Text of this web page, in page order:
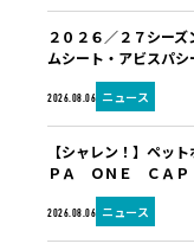
2026.08.06 ニュース
２０２６／２７シー
ムシート・アビスパ
2026.08.06 ニュース
【シャレン！】ペッ
ＰＡ ＯＮＥ ＣＡＰ